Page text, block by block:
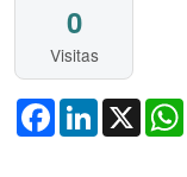
0
Visitas
FacebookLinkedIn
X